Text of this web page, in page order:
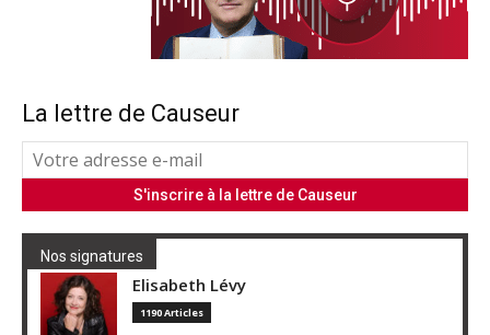
La lettre de Causeur
Nos signatures
Elisabeth Lévy
1190 Articles